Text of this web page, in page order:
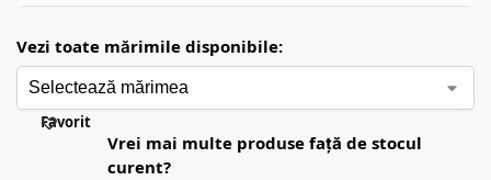
Vezi toate mărimile disponibile:
Favorit
Vrei mai multe produse față de stocul
curent?